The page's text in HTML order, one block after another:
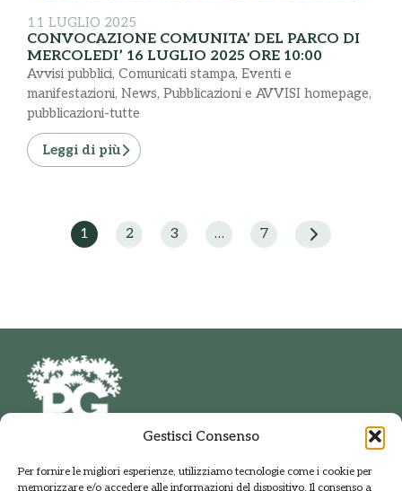
Gestisci Consenso
Per fornire le migliori esperienze, utilizziamo tecnologie come i cookie per
memorizzare e/o accedere alle informazioni del dispositivo. Il consenso a
11 LUGLIO 2025
CONVOCAZIONE COMUNITA’ DEL PARCO DI
MERCOLEDI’ 16 LUGLIO 2025 ORE 10:00
Avvisi pubblici, Comunicati stampa, Eventi e
manifestazioni, News, Pubblicazioni e AVVISI homepage,
pubblicazioni-tutte
Leggi di più
1 2 3 … 7
PARCO DELLE GROANE
E DELLA BRUGHIERA BRIANTEA